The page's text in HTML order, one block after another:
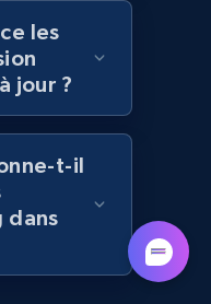
products by
price, Final
les
jour ?
t-il
dans